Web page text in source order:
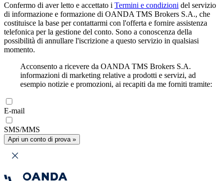
Confermo di aver letto e accettato i Termini e condizioni del servizio
di informazione e formazione di OANDA TMS Brokers S.A., che
costituisce la base per contattarmi con l'offerta e fornire assistenza
telefonica per la gestione del conto. Sono a conoscenza della
possibilità di annullare l'iscrizione a questo servizio in qualsiasi
momento.
Acconsento a ricevere da OANDA TMS Brokers S.A.
informazioni di marketing relative a prodotti e servizi, ad
esempio notizie e promozioni, ai recapiti da me forniti tramite:
E-mail
SMS/MMS
Apri un conto di prova »